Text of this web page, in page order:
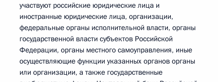
участвуют российские юридические лица и
иностранные юридические лица, организации,
федеральные органы исполнительной власти, органы
государственной власти субъектов Российской
Федерации, органы местного самоуправления, иные
осуществляющие функции указанных органов органы
или организации, а также государственные